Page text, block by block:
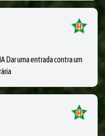
Dar uma entrada contra um